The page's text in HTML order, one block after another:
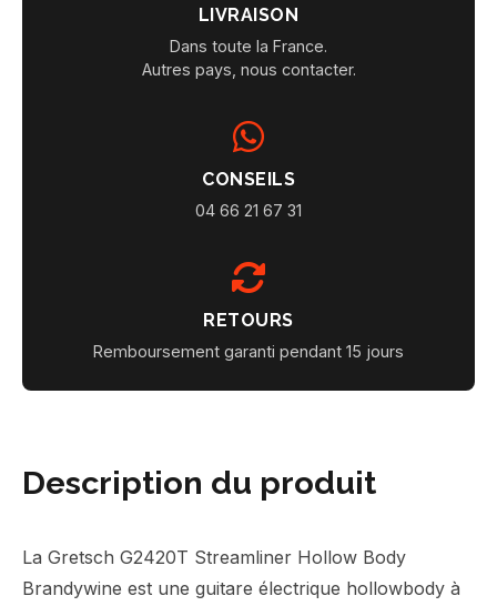
LIVRAISON
Dans toute la France.
Autres pays, nous contacter.
CONSEILS
04 66 21 67 31
RETOURS
Remboursement garanti pendant 15 jours
Description du produit
La Gretsch G2420T Streamliner Hollow Body
Brandywine est une guitare électrique hollowbody à